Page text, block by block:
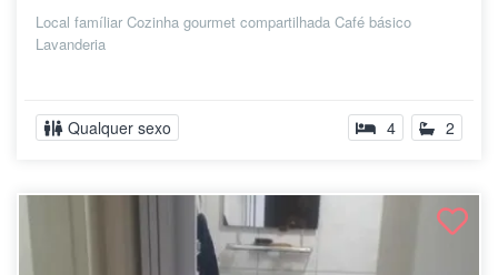
Local famíliar Cozinha gourmet compartilhada Café básico
Lavanderia
Qualquer sexo 4 2